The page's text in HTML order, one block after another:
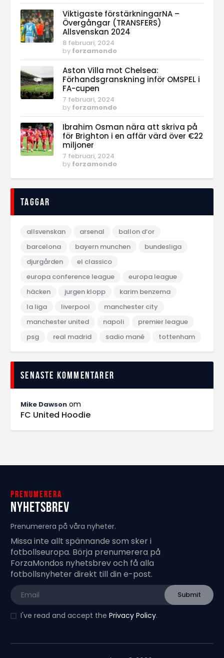
Viktigaste förstärkningarNA –
Övergångar (TRANSFERS)
Allsvenskan 2024
8 februari, 2024
by forzamondo
Aston Villa mot Chelsea:
Förhandsgranskning inför OMSPEL i
FA-cupen
7 februari, 2024
by forzamondo
Ibrahim Osman nära att skriva på
för Brighton i en affär värd över €22
miljoner
7 februari, 2024
by forzamondo
Taggar
allsvenskan arsenal
ballon d‘or
barcelona
bayern munchen
bundesliga
djurgården
el classico
europa conference league
europa league
häcken
jurgen klopp
karim benzema
la liga
liverpool
manchester city
manchester united
napoli
premier league
psg
real madrid sadio mané tottenham
Senaste kommentarer
Mike Dawson om
FC United Hoodie
Prenumerera
Nyhetsbrev
Prenumerera på våra nyheter.
Missa inte allt spännande som sker i
fotbollseuropa. Börja prenumerera på
ForzaMondos nyhetsbrev och få alla
fotbollsnyheter direkt till din e-post.
I've read and accept the Privacy Policy.